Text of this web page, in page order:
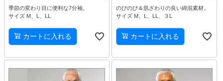
季節の変わり目に便利な7分袖。
サイズ M、L、LL
カートに入れる
のびのび＆肌ざわりの良い綿混素材。
サイズ M、L、LL、３L
カートに入れる